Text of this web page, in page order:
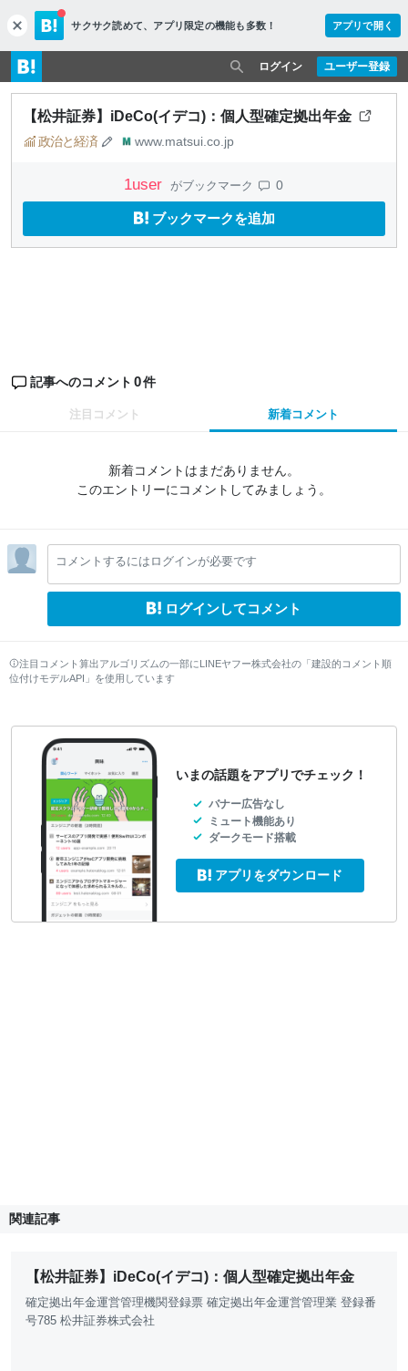
c
l
o
s
e
サクサク読めて、 アプリ限定の機能も多数！ アプリで開く
ユーザー登録
ログイン
【松井証券】iDeCo(イデコ)：個人型確定拠出年金
政治と経済 www.matsui.co.jp
1user がブックマーク 0
ブックマークを追加
記事へのコメント 0件
注目コメント 新着コメント
新着コメントはまだありません。
このエントリーにコメントしてみましょう。
コメントするにはログインが必要です
ログインしてコメント
注目コメント算出アルゴリズムの一部にLINEヤフー株式会社の「建設的コメント順
位付けモデルAPI」を使用しています
いまの話題をアプリでチェック！
バナー広告なし
ミュート機能あり
ダークモード搭載
アプリをダウンロード
関連記事
【松井証券】iDeCo(イデコ)：個人型確定拠出年金
確定拠出年金運営管理機関登録票 確定拠出年金運営管理業 登録番
号785 松井証券株式会社